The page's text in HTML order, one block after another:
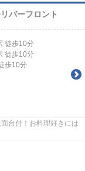
バーフロント
徒歩10分
徒歩10分
歩10分
台付！お料理好きには